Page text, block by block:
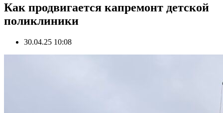
Как продвигается капремонт детской
поликлиники
30.04.25 10:08